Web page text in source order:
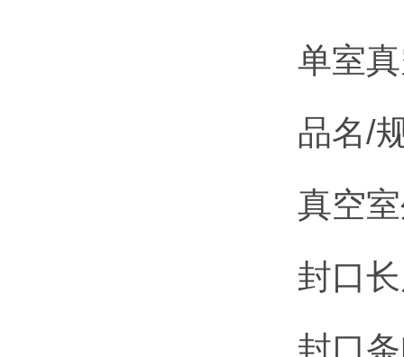
单室
品名/
真空
封口
封口